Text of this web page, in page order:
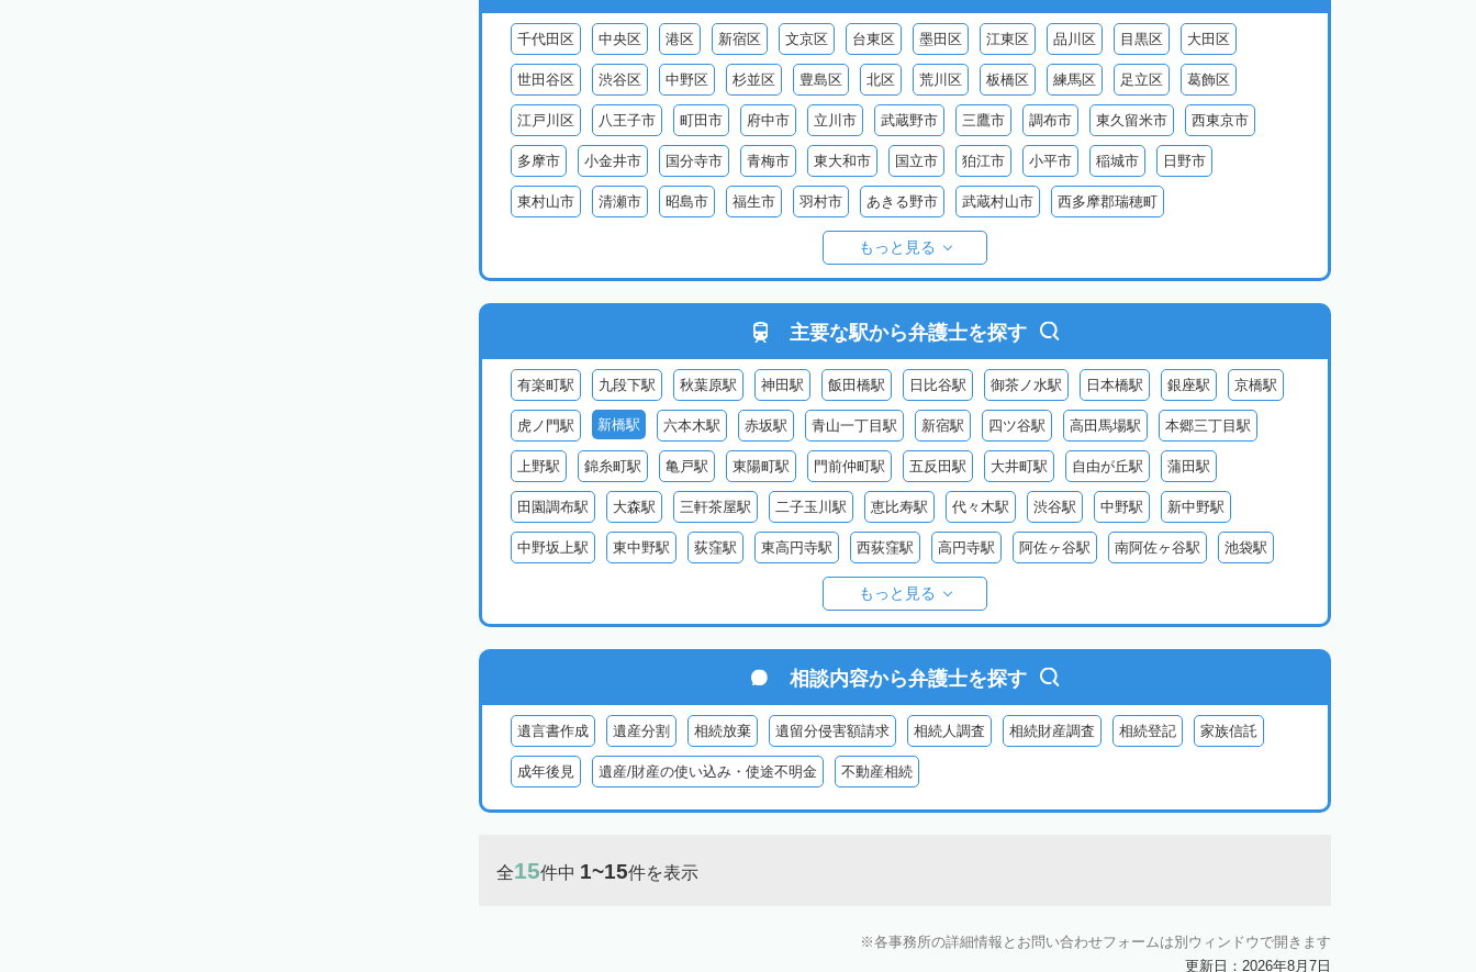
千代田区 中央区 港区 新宿区 文京区 台東区 墨田区 江東区 品川区 目黒区 大田区
世田谷区 渋谷区 中野区 杉並区 豊島区 北区 荒川区 板橋区 練馬区 足立区 葛飾区
江戸川区 八王子市 町田市 府中市 立川市 武蔵野市 三鷹市 調布市 東久留米市 西東京市
多摩市 小金井市 国分寺市 青梅市 東大和市 国立市 狛江市 小平市 稲城市 日野市
東村山市 清瀬市 昭島市 福生市 羽村市 あきる野市 武蔵村山市 西多摩郡瑞穂町
西多摩郡檜原村 伊豆大島
御蔵島 八丈島 青ヶ島 小笠原村
もっと見る
主要な駅から弁護士を探す
有楽町駅 九段下駅 秋葉原駅 神田駅 飯田橋駅 日比谷駅 御茶ノ水駅 日本橋駅 銀座駅 京橋駅
虎ノ門駅 新橋駅 六本木駅 赤坂駅 青山一丁目駅 新宿駅 四ツ谷駅 高田馬場駅 本郷三丁目駅
上野駅 錦糸町駅 亀戸駅 東陽町駅 門前仲町駅 五反田駅 大井町駅 自由が丘駅 蒲田駅
田園調布駅 大森駅 三軒茶屋駅 二子玉川駅 恵比寿駅 代々木駅 渋谷駅 中野駅 新中野駅
中野坂上駅 東中野駅 荻窪駅 東高円寺駅 西荻窪駅 高円寺駅 阿佐ヶ谷駅 南阿佐ヶ谷駅 池袋駅
石神井公園駅 大泉学園駅
西葛西駅 葛西駅 平井駅 新小岩駅 吉祥寺駅 武蔵境駅 三鷹駅 武蔵小金井駅 国分寺駅
もっと見る
相談内容から弁護士を探す
遺言書作成 遺産分割 相続放棄 遺留分侵害額請求 相続人調査 相続財産調査 相続登記 家族信託
成年後見 遺産/財産の使い込み・使途不明金 不動産相続
全15件中 1~15件を表示
各事務所の詳細情報とお問い合わせフォームは別ウィンドウで開きます
更新日：2026年8月7日